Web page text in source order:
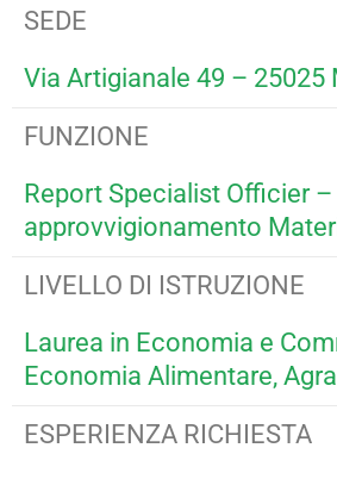
SEDE
Via Artigianale 49 – 25025
FUNZIONE
Report Specialist Officier
approvvigionamento
LIVELLO DI ISTRUZIONE
Laurea in Economia e
Economia Alimentare,
ESPERIENZA RICHIESTA